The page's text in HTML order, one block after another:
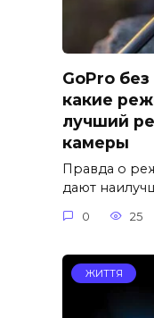
GoPro
какие
лучший
камеры
Правда о
дают
0 25
ЖИТТЯ